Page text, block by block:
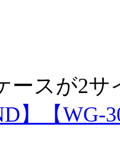
ースが2サ
】
【WG-